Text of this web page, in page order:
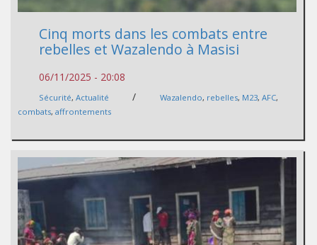
Cinq morts dans les combats entre
rebelles et Wazalendo à Masisi
06/11/2025 - 20:08
Sécurité, Actualité / Wazalendo, rebelles, M23, AFC,
combats, affrontements